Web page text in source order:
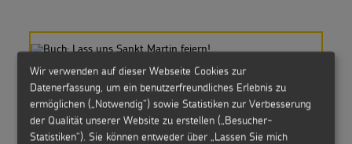
Buch: Lass uns Sankt Martin feiern!
Wir verwenden auf dieser Webseite Cookies zur
Datenerfassung, um ein benutzerfreundliches Erlebnis zu
ermöglichen („Notwendig“) sowie Statistiken zur Verbesserung
der Qualität unserer Website zu erstellen („Besucher-
Statistiken“). Sie können entweder über „Lassen Sie mich